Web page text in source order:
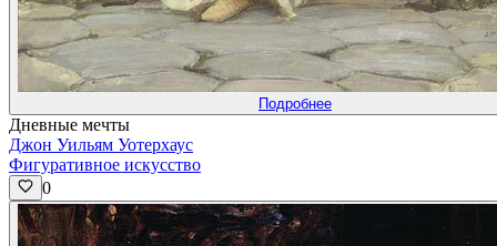
Подробнее
Дневные мечты
Джон Уильям Уотерхаус
Фигуративное искусство
0